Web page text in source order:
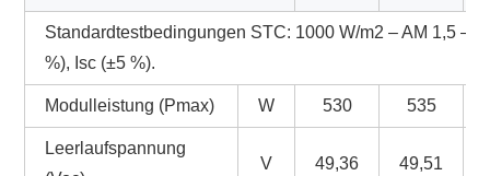
Standardtestbedingungen STC: 1000 W/m2 – AM 1,5 –
%), Isc (±5 %).
Modulleistung (Pmax) W 530 535
Leerlaufspannung
V 49,36 49,51